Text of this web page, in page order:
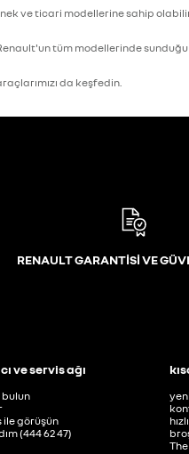
ve ticari modellerine sahip
tüm modellerinde
da keşfedin.
RENAULT GARANTİSİ VE
ve servis ağı
bulun
görüşün
(444 62 47)